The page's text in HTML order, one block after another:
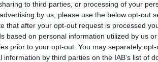
to third parties, or processing of your
by us, please use the below opt-out
that after your opt-out request is processed
based on personal information utilized by us
prior to your opt-out. You may separately
by third parties on the IAB’s list of
«Δεν θες να
επειδή σου λείπει και η